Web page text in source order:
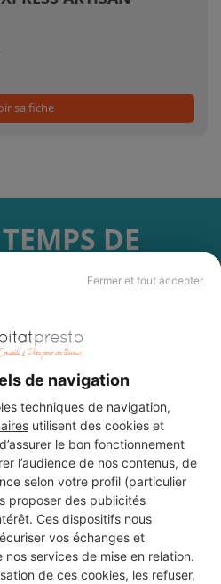
Fermer et tout accepter
de navigation
techniques de navigation,
utilisent des cookies et
le bon fonctionnement
l’audience de nos contenus, de
selon votre profil (particulier
proposer des publicités
Ces dispositifs nous
vos échanges et
services de mise en relation.
de ces cookies, les refuser,
sa fiche
DE
?
auprès de notre réseau de 5 000
partout en France.
UN DEVIS